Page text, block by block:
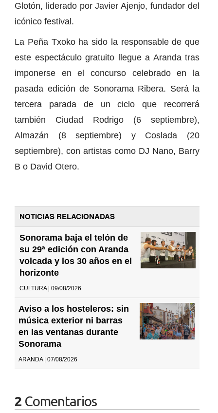
Glotón, liderado por Javier Ajenjo, fundador del
icónico festival.
La Peña Txoko ha sido la responsable de que
este espectáculo gratuito llegue a Aranda tras
imponerse en el concurso celebrado en la
pasada edición de Sonorama Ribera. Será la
tercera parada de un ciclo que recorrerá
también Ciudad Rodrigo (6 septiembre),
Almazán (8 septiembre) y Coslada (20
septiembre), con artistas como DJ Nano, Barry
B o David Otero.
NOTICIAS RELACIONADAS
Sonorama baja el telón de
su 29ª edición con Aranda
volcada y los 30 años en el
horizonte
CULTURA | 09/08/2026
Aviso a los hosteleros: sin
música exterior ni barras
en las ventanas durante
Sonorama
ARANDA | 07/08/2026
2 Comentarios